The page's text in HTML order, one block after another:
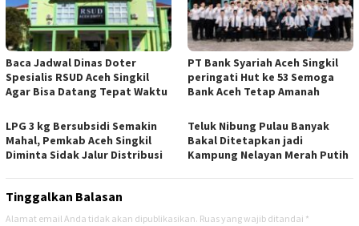
Baca Jadwal Dinas Doter
Spesialis RSUD Aceh Singkil
Agar Bisa Datang Tepat Waktu
PT Bank Syariah Aceh Singkil
peringati Hut ke 53 Semoga
Bank Aceh Tetap Amanah
LPG 3 kg Bersubsidi Semakin
Mahal, Pemkab Aceh Singkil
Diminta Sidak Jalur Distribusi
Teluk Nibung Pulau Banyak
Bakal Ditetapkan jadi
Kampung Nelayan Merah Putih
Tinggalkan Balasan
Alamat email Anda tidak akan dipublikasikan. Ruas yang wajib ditandai *